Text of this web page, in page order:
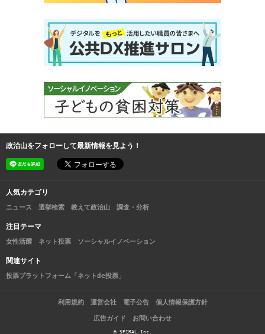
政治山をフォローして最新情報を見よう！
人気カテゴリ
ニュース 選挙検索 教えて政治山 調査・分析
注目テーマ
女性活躍 ネット投票 ソーシャルイノベーション
関連サイト
投票プラットフォーム「ネットde投票」
利用規約 運営会社 電子公告 個人情報保護方針
広告ガイド お問い合わせ
© SPIRAL Inc.